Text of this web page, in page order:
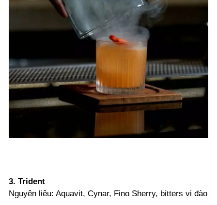
3. Trident
Nguyên liệu: Aquavit, Cynar, Fino Sherry, bitters vị đào